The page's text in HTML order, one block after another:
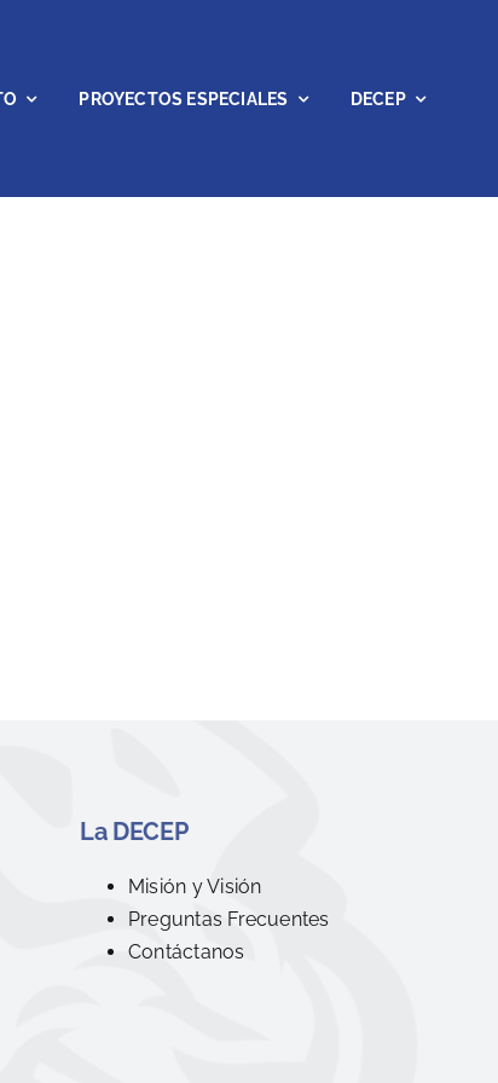
PROYECTOS ESPECIALES DECEP
La DECEP
Misión y Visión
Preguntas Frecuentes
Contáctanos